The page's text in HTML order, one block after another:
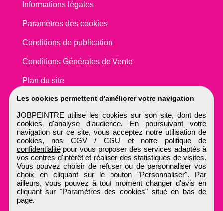
Les cookies permettent d'améliorer votre navigation
JOBPEINTRE utilise les cookies sur son site, dont des
cookies d'analyse d'audience. En poursuivant votre
navigation sur ce site, vous acceptez notre utilisation de
cookies, nos CGV / CGU et notre politique de
confidentialitépour vous proposer des services adaptés à
vos centres d'intérêt et réaliser des statistiques de visites.
Vous pouvez choisir de refuser ou de personnaliser vos
choix en cliquant sur le bouton "Personnaliser". Par
ailleurs, vous pouvez à tout moment changer d'avis en
cliquant sur "Paramètres des cookies" situé en bas de
page.
Informations légales
Paramètres des cookies
Conditions de publication
Conditions Générales de Vente
Plan du site